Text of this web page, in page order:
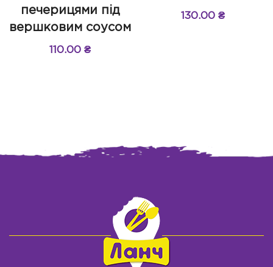
печерицями під
вершковим соусом
110.00₴
130.00 ₴